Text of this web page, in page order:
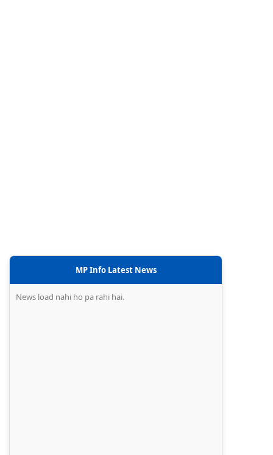
MP Info Latest News
News load nahi ho pa rahi hai.